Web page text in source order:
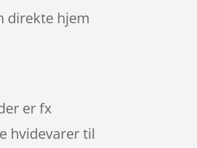
direkte hjem
er fx
hvidevarer til